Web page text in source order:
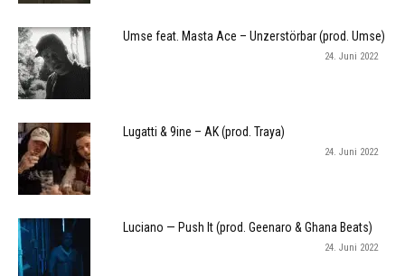
Umse feat. Masta Ace – Unzerstörbar (prod. Umse)
24. Juni 2022
Lugatti & 9ine – AK (prod. Traya)
24. Juni 2022
Luciano — Push It (prod. Geenaro & Ghana Beats)
24. Juni 2022